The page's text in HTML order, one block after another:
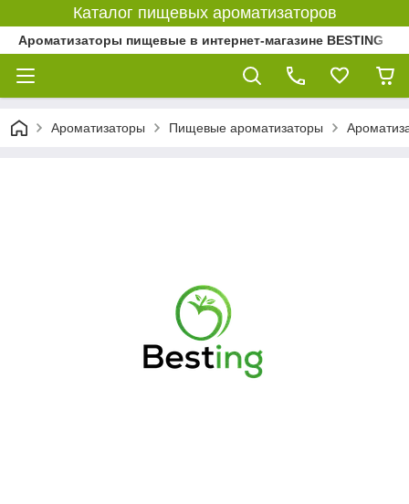
Каталог пищевых ароматизаторов
Ароматизаторы пищевые в интернет-магазине BESTING
Ароматизаторы Пищевые ароматизаторы